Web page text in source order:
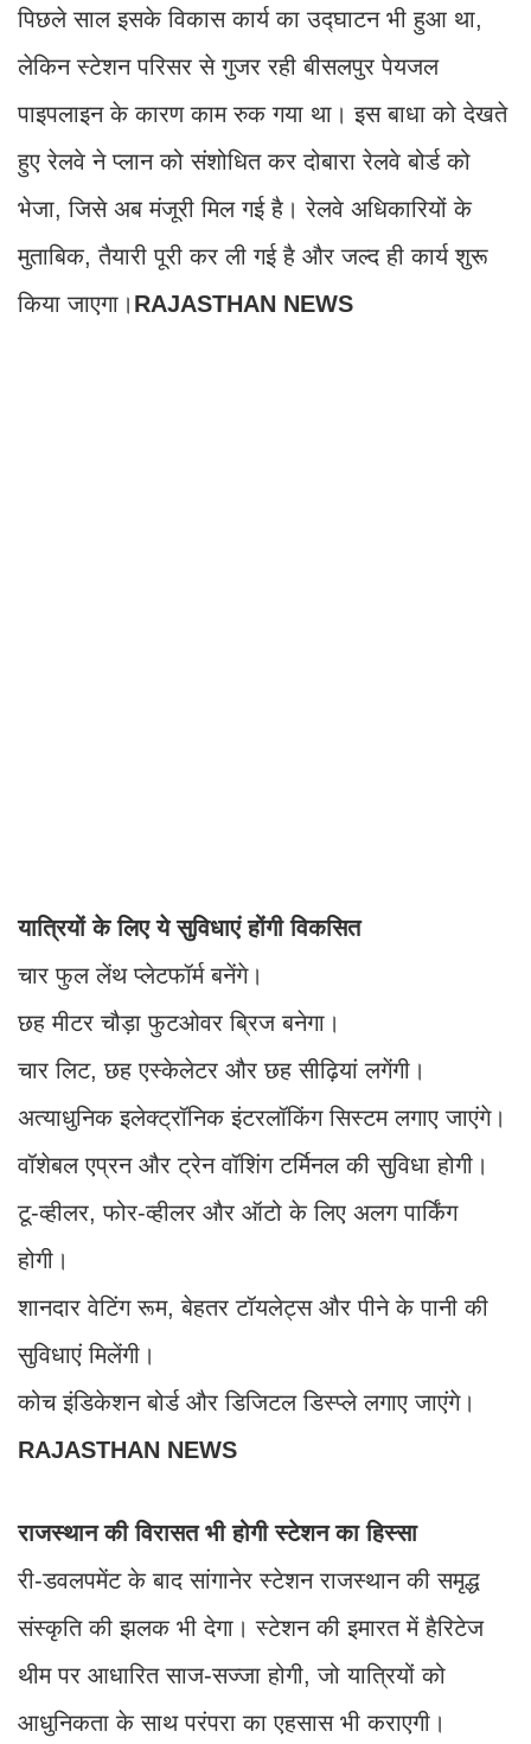
पिछले साल इसके विकास कार्य का उद्घाटन भी हुआ था,
लेकिन स्टेशन परिसर से गुजर रही बीसलपुर पेयजल
पाइपलाइन के कारण काम रुक गया था। इस बाधा को देखते
हुए रेलवे ने प्लान को संशोधित कर दोबारा रेलवे बोर्ड को
भेजा, जिसे अब मंजूरी मिल गई है। रेलवे अधिकारियों के
मुताबिक, तैयारी पूरी कर ली गई है और जल्द ही कार्य शुरू
किया जाएगा। RAJASTHAN NEWS
यात्रियों के लिए ये सुविधाएं होंगी विकसित
चार फुल लेंथ प्लेटफॉर्म बनेंगे।
छह मीटर चौड़ा फुटओवर ब्रिज बनेगा।
चार लिट, छह एस्केलेटर और छह सीढ़ियां लगेंगी।
अत्याधुनिक इलेक्ट्रॉनिक इंटरलॉकिंग सिस्टम लगाए जाएंगे।
वॉशेबल एप्रन और ट्रेन वॉशिंग टर्मिनल की सुविधा होगी।
टू-व्हीलर, फोर-व्हीलर और ऑटो के लिए अलग पार्किंग
होगी।
शानदार वेटिंग रूम, बेहतर टॉयलेट्स और पीने के पानी की
सुविधाएं मिलेंगी।
कोच इंडिकेशन बोर्ड और डिजिटल डिस्प्ले लगाए जाएंगे।
RAJASTHAN NEWS
राजस्थान की विरासत भी होगी स्टेशन का हिस्सा
री-डवलपमेंट के बाद सांगानेर स्टेशन राजस्थान की समृद्ध
संस्कृति की झलक भी देगा। स्टेशन की इमारत में हैरिटेज
थीम पर आधारित साज-सज्जा होगी, जो यात्रियों को
आधुनिकता के साथ परंपरा का एहसास भी कराएगी।